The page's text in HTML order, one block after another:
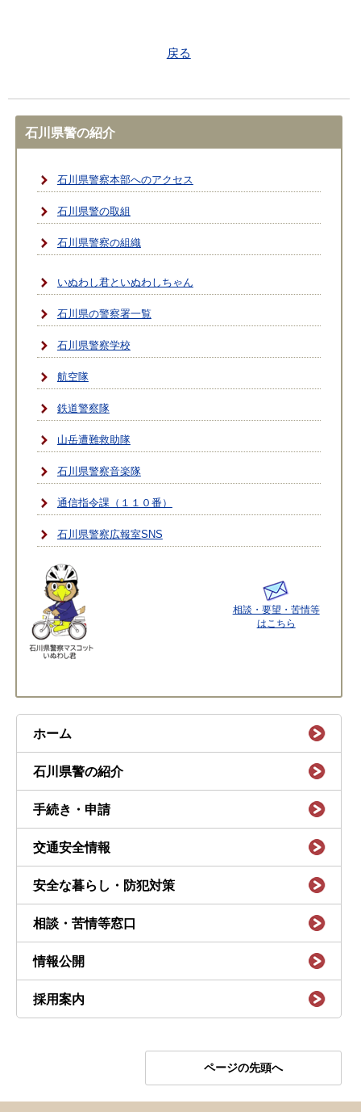
戻る
石川県警の紹介
石川県警察本部へのアクセス
石川県警の取組
石川県警察の組織
いぬわし君といぬわしちゃん
石川県の警察署一覧
石川県警察学校
航空隊
鉄道警察隊
山岳遭難救助隊
石川県警察音楽隊
通信指令課（１１０番）
石川県警察広報室SNS
相談・要望・苦情等
はこちら
ホーム
石川県警の紹介
手続き・申請
交通安全情報
安全な暮らし・防犯対策
相談・苦情等窓口
情報公開
採用案内
ページの先頭へ